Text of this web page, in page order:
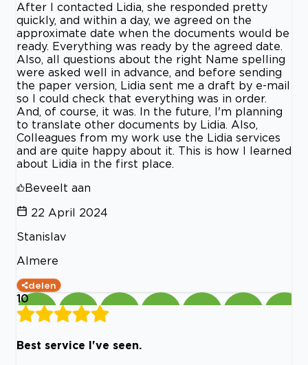
After I contacted Lidia, she responded pretty
quickly, and within a day, we agreed on the
approximate date when the documents would be
ready. Everything was ready by the agreed date.
Also, all questions about the right Name spelling
were asked well in advance, and before sending
the paper version, Lidia sent me a draft by e-mail
so I could check that everything was in order.
And, of course, it was. In the future, I'm planning
to translate other documents by Lidia. Also,
Colleagues from my work use the Lidia services
and are quite happy about it. This is how I learned
about Lidia in the first place.
Beveelt aan
22 April 2024
Stanislav
Almere
delen
10
Best service I've seen.